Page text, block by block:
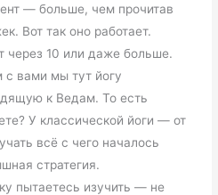
— больше, чем прочитав
Вот так оно работает.
через 10 или даже больше.
с вами мы тут йогу
к Ведам. То есть
У классической йоги — от
всё с чего началось
стратегия.
пытаетесь изучить — не